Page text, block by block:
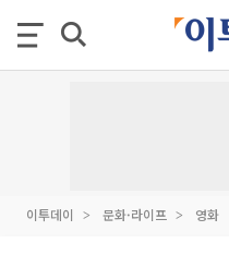
이투데이 문화·라이프 영화